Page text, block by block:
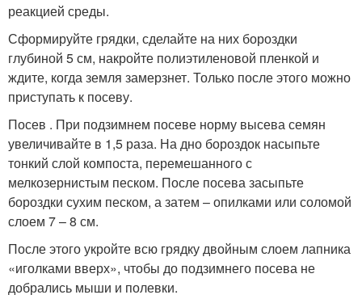
реакцией среды.
Сформируйте грядки, сделайте на них бороздки
глубиной 5 см, накройте полиэтиленовой пленкой и
ждите, когда земля замерзнет. Только после этого можно
приступать к посеву.
Посев . При подзимнем посеве норму высева семян
увеличивайте в 1,5 раза. На дно бороздок насыпьте
тонкий слой компоста, перемешанного с
мелкозернистым песком. После посева засыпьте
бороздки сухим песком, а затем – опилками или соломой
слоем 7 – 8 см.
После этого укройте всю грядку двойным слоем лапника
«иголками вверх», чтобы до подзимнего посева не
добрались мыши и полевки.